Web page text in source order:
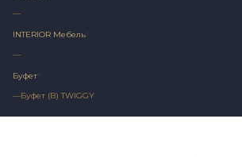
—
INTERIOR Мебель
—
Буфет
—Буфет (В) TWIGGY